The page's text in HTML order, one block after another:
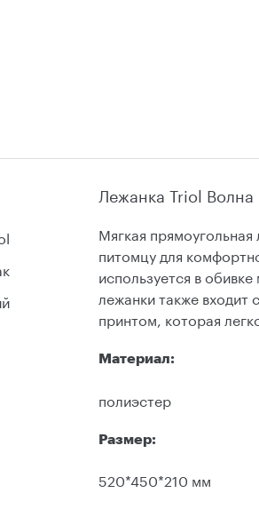
Лежанка Triol
Мягкая
питомцу для
используется в
лежанки также входит
принтом, которая
Материал:
полиэстер
Размер:
520*450*210 мм